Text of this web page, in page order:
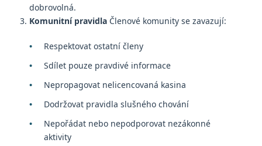
dobrovolná.
Komunitní pravidlaČlenové komunity se zavazují:
Respektovat ostatní členy
Sdílet pouze pravdivé informace
Nepropagovat nelicencovaná kasina
Dodržovat pravidla slušného chování
Nepořádat nebo nepodporovat nezákonné
aktivity